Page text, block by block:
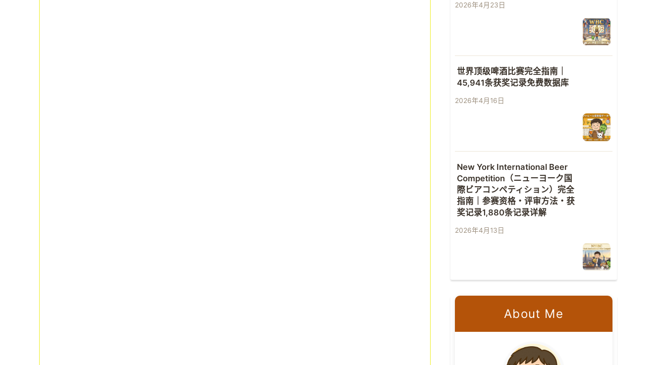
2026年4月23日
世界顶级啤酒比赛完全指南｜
45,941条获奖记录免费数据库
2026年4月16日
New York International Beer
Competition（ニューヨーク国
際ビアコンペティション）完全
指南｜参赛资格・评审方法・获
奖记录1,880条记录详解
2026年4月13日
About Me